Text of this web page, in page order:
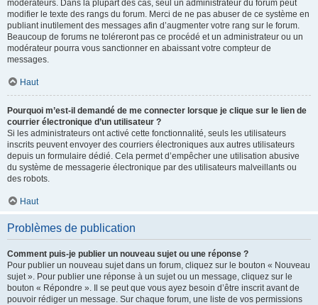
modérateurs. Dans la plupart des cas, seul un administrateur du forum peut
modifier le texte des rangs du forum. Merci de ne pas abuser de ce système en
publiant inutilement des messages afin d’augmenter votre rang sur le forum.
Beaucoup de forums ne toléreront pas ce procédé et un administrateur ou un
modérateur pourra vous sanctionner en abaissant votre compteur de
messages.
Haut
Pourquoi m’est-il demandé de me connecter lorsque je clique sur le lien de
courrier électronique d’un utilisateur ?
Si les administrateurs ont activé cette fonctionnalité, seuls les utilisateurs
inscrits peuvent envoyer des courriers électroniques aux autres utilisateurs
depuis un formulaire dédié. Cela permet d’empêcher une utilisation abusive
du système de messagerie électronique par des utilisateurs malveillants ou
des robots.
Haut
Problèmes de publication
Comment puis-je publier un nouveau sujet ou une réponse ?
Pour publier un nouveau sujet dans un forum, cliquez sur le bouton « Nouveau
sujet ». Pour publier une réponse à un sujet ou un message, cliquez sur le
bouton « Répondre ». Il se peut que vous ayez besoin d’être inscrit avant de
pouvoir rédiger un message. Sur chaque forum, une liste de vos permissions